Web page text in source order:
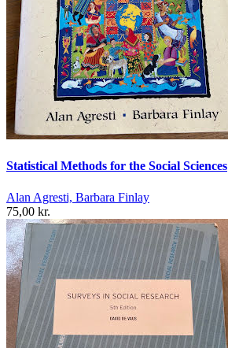
Statistical Methods for the Social Sciences
Alan Agresti, Barbara Finlay
75,00 kr.